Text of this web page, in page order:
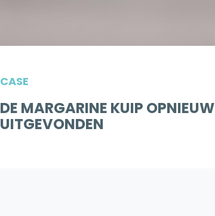
CASE
DE MARGARINE KUIP OPNIEUW
UITGEVONDEN